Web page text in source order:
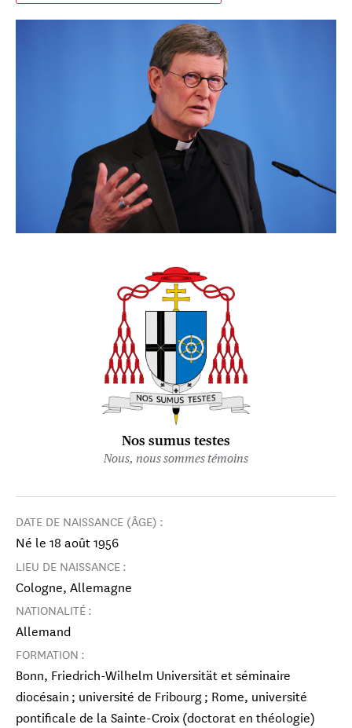
Nos sumus testes
Nous, nous sommes témoins
DATE DE NAISSANCE (ÂGE) :
Né le 18 août 1956
LIEU DE NAISSANCE :
Cologne, Allemagne
NATIONALITÉ :
Allemand
FORMATION :
Bonn, Friedrich-Wilhelm Universität et séminaire
diocésain ; université de Fribourg ; Rome, université
pontificale de la Sainte-Croix (doctorat en théologie)